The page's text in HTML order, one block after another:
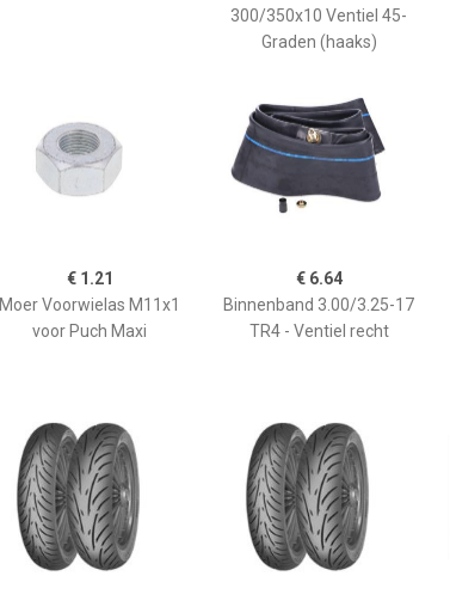
300/350x10 Ventiel 45-
Graden (haaks)
€ 1.21
Moer Voorwielas M11x1
voor Puch Maxi
€ 6.64
Binnenband 3.00/3.25-17
TR4 - Ventiel recht